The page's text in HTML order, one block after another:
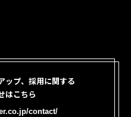
ップ、採用に関する
はこちら
contact/